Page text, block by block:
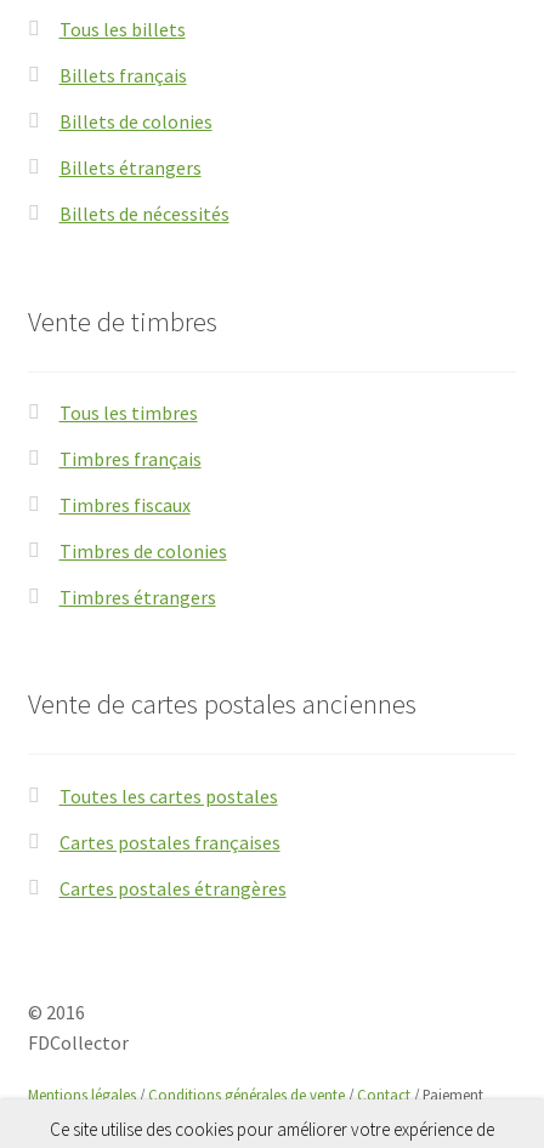
Tous les billets
Billets français
Billets de colonies
Billets étrangers
Billets de nécessités
Vente de timbres
Tous les timbres
Timbres français
Timbres fiscaux
Timbres de colonies
Timbres étrangers
Vente de cartes postales anciennes
Toutes les cartes postales
Cartes postales françaises
Cartes postales étrangères
© 2016
FDCollector
Mentions légales/Conditions générales de vente/Contact/ Paiement
sécurisé avec
Paypal
Ce site utilise des cookies pour améliorer votre expérience de